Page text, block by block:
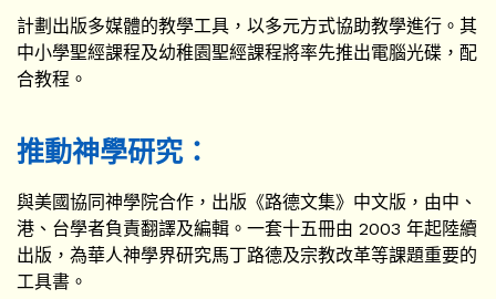
計劃出版多媒體的教學工具，以多元方式協助教學進行。其
中小學聖經課程及幼稚園聖經課程將率先推出電腦光碟，配
合教程。
推動神學研究：
與美國協同神學院合作，出版《路德文集》中文版，由中、
港、台學者負責翻譯及編輯。一套十五冊由 2003 年起陸續
出版，為華人神學界研究馬丁路德及宗教改革等課題重要的
工具書。